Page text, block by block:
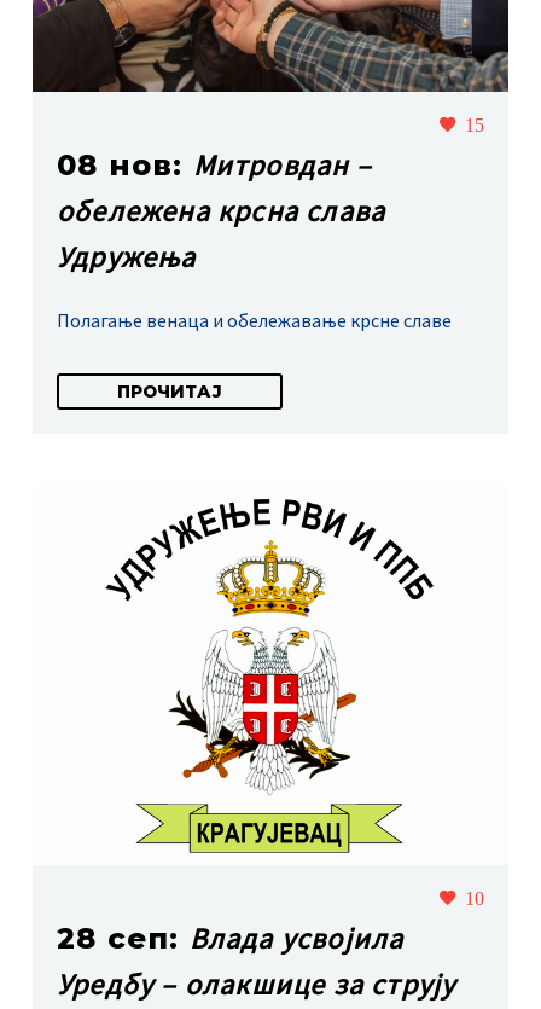
15
08 нов: Митровдан –
обележена крсна слава
Удружења
Полагање венаца и обележавање крсне славе
ПРОЧИТАЈ
10
28 сеп: Влада усвојила
Уредбу – олакшице за струју